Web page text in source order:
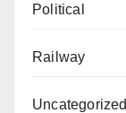
Political
Railway
Uncategorized